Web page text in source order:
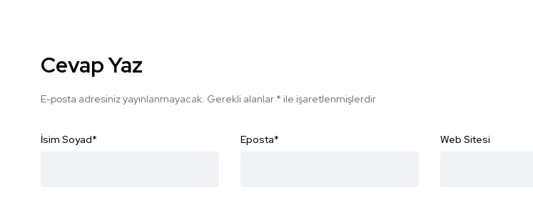
Cevap Yaz
E-posta adresiniz yayınlanmayacak. Gerekli alanlar * ile işaretlenmişlerdir
İsim Soyad* Eposta* Web Sitesi